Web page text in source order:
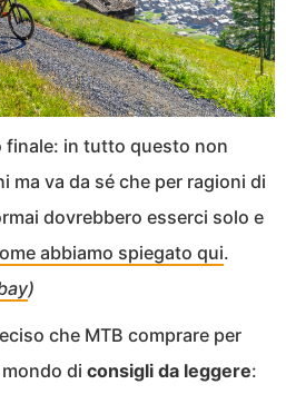
finale: in tutto questo non
ma va da sé che per ragioni di
dovrebbero esserci solo e
abbiamo spiegato qui.
)
che MTB comprare per
di consigli da leggere: